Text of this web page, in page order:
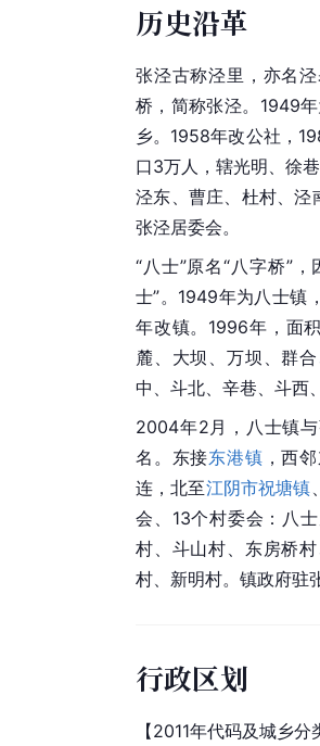
历史沿革
张泾古称泾里，亦名
桥，简称张泾。1949
乡。1958年改公社，
口3万人，辖光明、徐
泾东、曹庄、杜村、泾
张泾居委会。
“八士”原名“八字桥”，
士”。1949年为八士镇
年改镇。1996年，面
麓 、大坝、万坝、群
中、斗北、辛巷、斗西
2004年2月，八士镇
名。东接东港镇 ，西
连，北至江阴市祝塘镇
会、13个村委会：八
村、斗山村、东房桥
村、新明村。镇政府驻
行政区划
【2011年代码及城乡